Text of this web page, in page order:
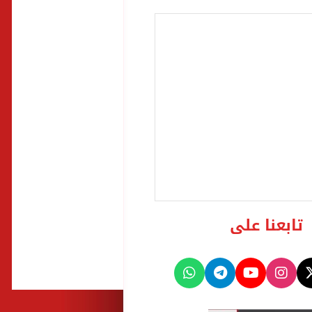
تابعنا على